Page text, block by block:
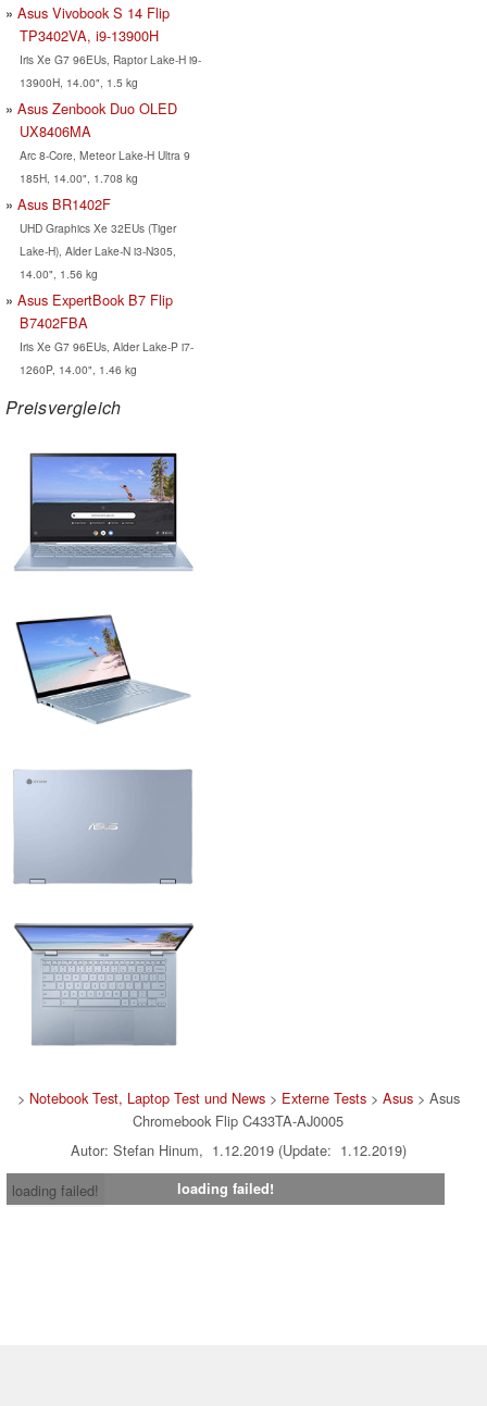
Asus Vivobook S 14 Flip
TP3402VA, i9-13900H
Iris Xe G7 96EUs, Raptor Lake-H i9-
13900H, 14.00", 1.5 kg
Asus Zenbook Duo OLED
UX8406MA
Arc 8-Core, Meteor Lake-H Ultra 9
185H, 14.00", 1.708 kg
Asus BR1402F
UHD Graphics Xe 32EUs (Tiger
Lake-H), Alder Lake-N i3-N305,
14.00", 1.56 kg
Asus ExpertBook B7 Flip
B7402FBA
Iris Xe G7 96EUs, Alder Lake-P i7-
1260P, 14.00", 1.46 kg
Preisvergleich
> Notebook Test, Laptop Test und News> Externe Tests> Asus> Asus
Chromebook Flip C433TA-AJ0005
Autor: Stefan Hinum, 1.12.2019 (Update: 1.12.2019)
loading failed!
loading failed!